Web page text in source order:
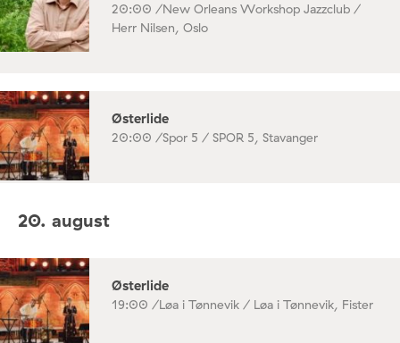
20:00 /New Orleans Workshop Jazzclub /
Herr Nilsen, Oslo
Østerlide
20:00 /Spor 5 / SPOR 5, Stavanger
20. august
Østerlide
19:00 /Løa i Tønnevik / Løa i Tønnevik, Fister